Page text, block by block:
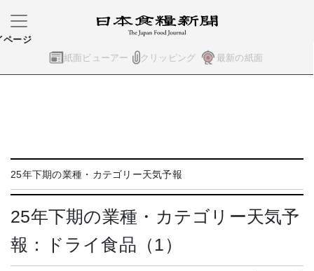
紙面ビューアー クリッピング 最新の紙面
ページ
25年下期の業種・カテゴリー天気予報
25年下期の業種・カテゴリー天気予
報：ドライ食品（1）